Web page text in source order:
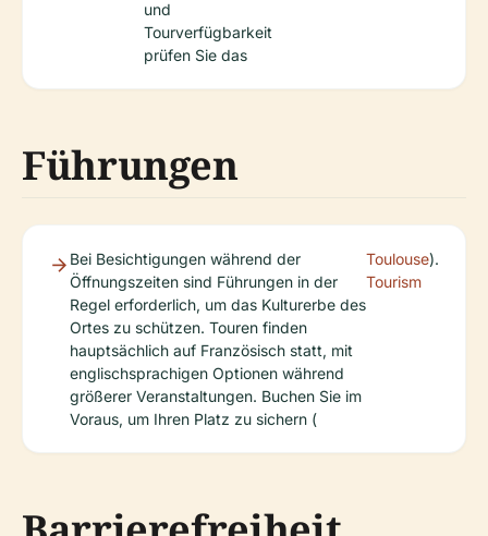
und
Tourverfügbarkeit
prüfen Sie das
Führungen
Bei Besichtigungen während der
Öffnungszeiten sind Führungen in der
Regel erforderlich, um das Kulturerbe des
Ortes zu schützen. Touren finden
hauptsächlich auf Französisch statt, mit
englischsprachigen Optionen während
größerer Veranstaltungen. Buchen Sie im
Voraus, um Ihren Platz zu sichern (
Toulouse
Tourism
).